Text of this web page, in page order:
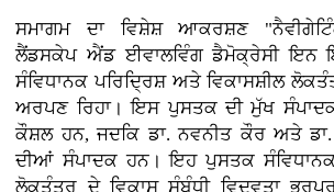
ਸਮਾਗਮ ਦਾ ਵਿਸ਼ੇਸ਼ ਆਕਰਸ਼ਣ
ਲੈਂਡਸਕੇਪ ਐਂਡ ਈਵਾਲਵਿੰਗ ਡੈਮੋਕ੍ਰੇਸੀ ਇਨ
ਸੰਵਿਧਾਨਕ ਪਰਿਦ੍ਰਿਸ਼ ਅਤੇ ਵਿਕਾਸਸ਼ੀਲ
ਅਰਪਣ ਰਿਹਾ। ਇਸ ਪੁਸਤਕ ਦੀ ਮੁੱਖ
ਕੌਸ਼ਲ ਹਨ, ਜਦਕਿ ਡਾ. ਨਵਨੀਤ ਕੌਰ ਅਤੇ
ਦੀਆਂ ਸੰਪਾਦਕ ਹਨ। ਇਹ ਪੁਸਤਕ
ਲੋਕਤੰਤਰ ਦੇ ਵਿਕਾਸ ਸੰਬੰਧੀ ਵਿਦਵਤਾ